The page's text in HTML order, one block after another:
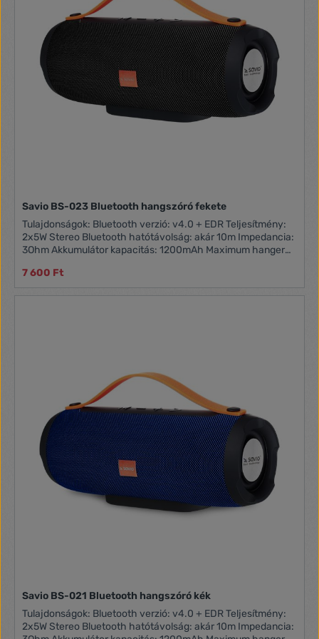
Savio BS-023 Bluetooth hangszóró fekete
Tulajdonságok: Bluetooth verzió: v4.0 + EDR Teljesítmény:
2x5W Stereo Bluetooth hatótávolság: akár 10m Impedancia:
3Ohm Akkumulátor kapacitás: 1200mAh Maximum hangerő:
SD kártya kapacitás: 32GB FM radió frekvencia tartomány:
87.5 – 108.0MHz Működési idő: akár 7 óra (hangerőtől függ)
7 600 Ft
Savio BS-021 Bluetooth hangszóró kék
Tulajdonságok: Bluetooth verzió: v4.0 + EDR Teljesítmény:
2x5W Stereo Bluetooth hatótávolság: akár 10m Impedancia: